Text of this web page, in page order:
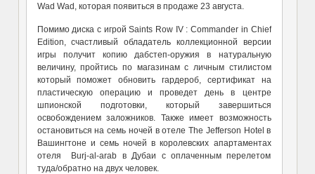
Wad Wad, которая появиться в продаже 23 августа.
Помимо диска с игрой Saints Row IV : Commander in Chief
Edition, счастливый обладатель коллекционной версии
игры получит копию дабстеп-оружия в натуральную
величину, пройтись по магазинам с личным стилистом
который поможет обновить гардероб, сертификат на
пластическую операцию и проведет день в центре
шпионской подготовки, который завершиться
освобождением заложников. Также имеет возможность
остановиться на семь ночей в отеле The Jefferson Hotel в
Вашингтоне и семь ночей в королевских апартаментах
отеля Burj-al-arab в Дубаи с оплаченным перелетом
туда/обратно на двух человек.